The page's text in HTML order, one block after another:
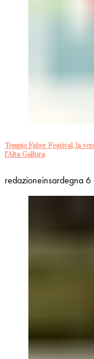
Tempio Faber Festival, la
l’Alta Gallura
redazioneinsardegna6